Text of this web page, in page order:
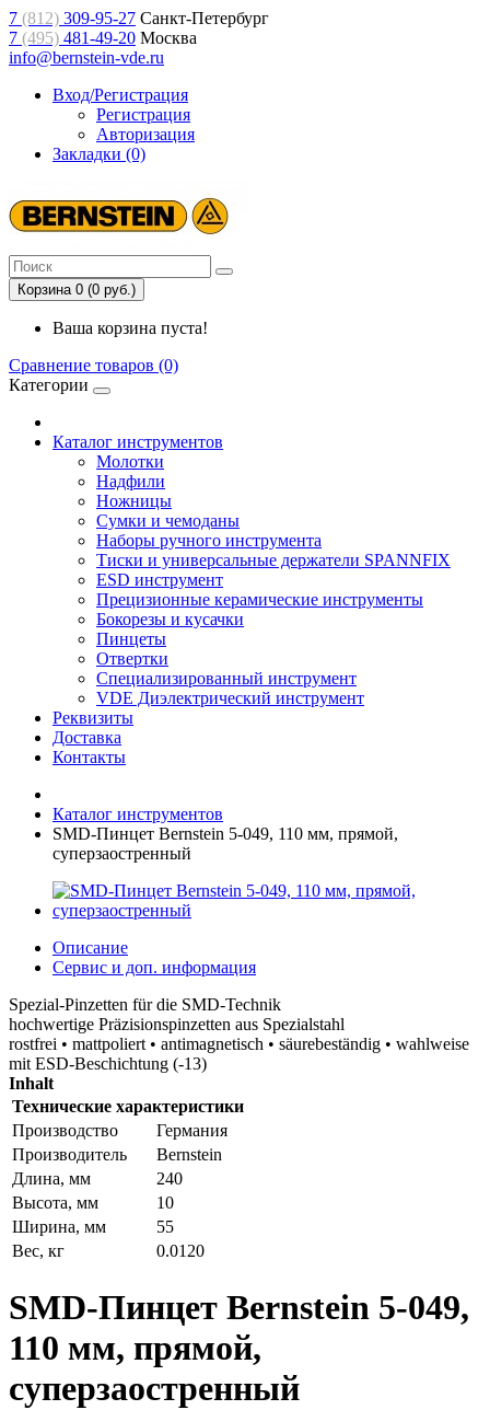
7 (812) 309-95-27 Санкт-Петербург
7 (495) 481-49-20 Москва
info@bernstein-vde.ru
Вход/Регистрация
Регистрация
Авторизация
Закладки (0)
Корзина 0 (0 руб.)
Ваша корзина пуста!
Сравнение товаров (0)
Категории
Каталог инструментов
Молотки
Надфили
Ножницы
Сумки и чемоданы
Наборы ручного инструмента
Тиски и универсальные держатели SPANNFIX
ESD инструмент
Прецизионные керамические инструменты
Бокорезы и кусачки
Пинцеты
Отвертки
Специализированный инструмент
VDE Диэлектрический инструмент
Реквизиты
Доставка
Контакты
Каталог инструментов
SMD-Пинцет Bernstein 5-049, 110 мм, прямой,
суперзаостренный
Описание
Сервис и доп. информация
Spezial-Pinzetten für die SMD-Technik
hochwertige Präzisionspinzetten aus Spezialstahl
rostfrei • mattpoliert • antimagnetisch • säurebeständig • wahlweise
mit ESD-Beschichtung (-13)
Inhalt
Технические характеристики
Производство
Германия
Производитель
Bernstein
Длина, мм
240
Высота, мм
10
Ширина, мм
55
Вес, кг
0.0120
SMD-Пинцет Bernstein 5-049,
110 мм, прямой,
суперзаостренный